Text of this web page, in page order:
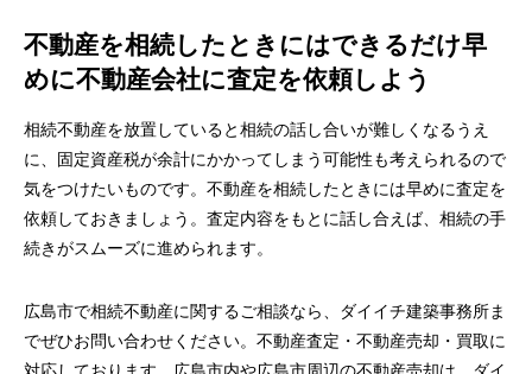
不動産を相続したときにはできるだけ早
めに不動産会社に査定を依頼しよう
相続不動産を放置していると相続の話し合いが難しくなるうえ
に、固定資産税が余計にかかってしまう可能性も考えられるので
気をつけたいものです。不動産を相続したときには早めに査定を
依頼しておきましょう。査定内容をもとに話し合えば、相続の手
続きがスムーズに進められます。
広島市で相続不動産に関するご相談なら、ダイイチ建築事務所ま
でぜひお問い合わせください。不動産査定・不動産売却・買取に